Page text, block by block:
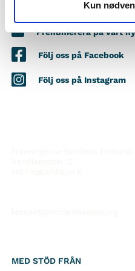
Kun
Vill du veta mer om Norden i
Prenumerera på vårt
Följ oss på Facebook
Följ oss på Instagram
MED STÖD FRÅN